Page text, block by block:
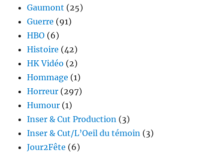
Gaumont (25)
Guerre (91)
HBO (6)
Histoire (42)
HK Vidéo (2)
Hommage (1)
Horreur (297)
Humour (1)
Inser & Cut Production (3)
Inser & Cut/L’Oeil du témoin (3)
Jour2Fête (6)